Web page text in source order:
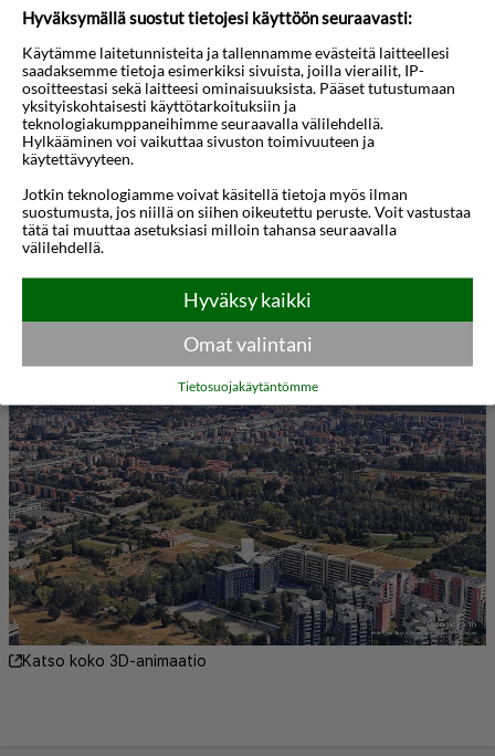
50 metrin päässä Milano Nord Bruzzano
Stationilta, josta on suorat yhteydet kaupungin
keskustaan. Milanon historiallinen keskusta on
vain 9 kilometrin päässä. Asiakkaat ovat vain 10
minuutin ajomatkan päässä Rho Fiera Milanosta ja
Station on vain 700 metrin etäisyydellä. Tämä
viehättävä hotelli sulautuu vaivattomasti
luonnolliseen ympäristöönsä. Tyylikkäät
vierashuoneet pursuavat luonnetta ja
viehätysvoimaa. Tämä majoituspaikka tarjoaa
vierailijoille laajan valikoiman erinomaisia tiloja ja
palveluita. Kokoustilat ovat saatavilla niille
vieraille, jotka matkustavat työasioissa.
Majoituspaikka tarjoaa myös viehättävän
ravintolan, jossa voi nauttia kansainvälisistä ja
italialaisista ruokalajeista.
3D-animaatio
Katso koko 3D-animaatio
Hyväksymällä suostut tietojesi käyttöön seuraavasti:
Käytämme laitetunnisteita ja tallennamme evästeitä laitteellesi
saadaksemme tietoja esimerkiksi sivuista, joilla vierailit, IP-
osoitteestasi sekä laitteesi ominaisuuksista. Pääset tutustumaan
yksityiskohtaisesti käyttötarkoituksiin ja
teknologiakumppaneihimme seuraavalla välilehdellä.
Hylkääminen voi vaikuttaa sivuston toimivuuteen ja
käytettävyyteen.
Jotkin teknologiamme voivat käsitellä tietoja myös ilman
suostumusta, jos niillä on siihen oikeutettu peruste. Voit vastustaa
tätä tai muuttaa asetuksiasi milloin tahansa seuraavalla
välilehdellä.
Hyväksy kaikki
Omat valintani
Tietosuojakäytäntömme